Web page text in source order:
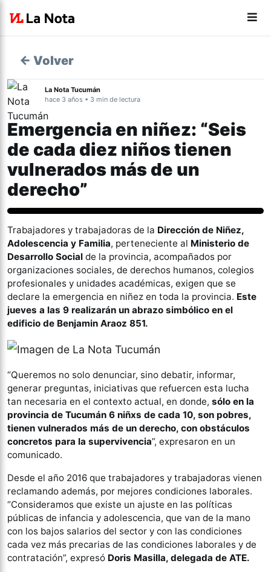
← Volver
La Nota Tucumán
hace 3 años • 3 min de lectura
Emergencia en niñez: “Seis
de cada diez niños tienen
vulnerados más de un
derecho”
Tucumán
Trabajadores y trabajadoras de la Dirección de Niñez,
Adolescencia y Familia, perteneciente al Ministerio de
Desarrollo Social de la provincia, acompañados por
organizaciones sociales, de derechos humanos, colegios
profesionales y unidades académicas, exigen que se
declare la emergencia en niñez en toda la provincia. Este
jueves a las 9 realizarán un abrazo simbólico en el
edificio de Benjamin Araoz 851.
“Queremos no solo denunciar, sino debatir, informar,
generar preguntas, iniciativas que refuercen esta lucha
tan necesaria en el contexto actual, en donde, sólo en la
provincia de Tucumán 6 niñxs de cada 10, son pobres,
tienen vulnerados más de un derecho, con obstáculos
concretos para la supervivencia”, expresaron en un
comunicado.
Desde el año 2016 que trabajadores y trabajadoras vienen
reclamando además, por mejores condiciones laborales.
“Consideramos que existe un ajuste en las políticas
públicas de infancia y adolescencia, que van de la mano
con los bajos salarios del sector y con las condiciones
cada vez más precarias de las condiciones laborales y de
contratación”, expresó Doris Masilla, delegada de ATE.